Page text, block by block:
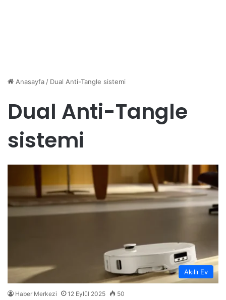
Anasayfa/ Dual Anti-Tangle sistemi
Dual Anti-Tangle
sistemi
Akıllı Ev
Haber Merkezi 12 Eylül 2025 50